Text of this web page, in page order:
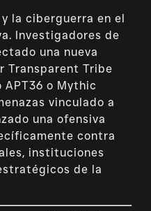
la ciberguerra en el
Investigadores de
una nueva
Transparent Tribe
o Mythic
vinculado a
una ofensiva
contra
instituciones
de la